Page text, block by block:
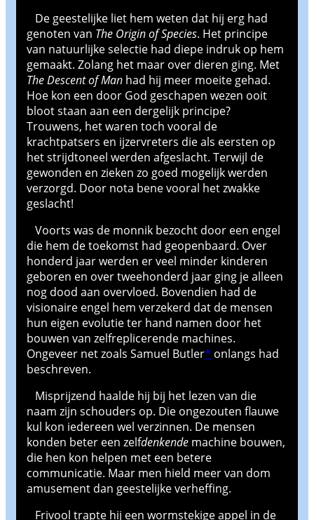
De geestelijke liet hem weten dat hij erg had
genoten van The Origin of Species. Het principe
van natuurlijke selectie had diepe indruk op hem
gemaakt. Zolang het maar over dieren ging. Met
The Descent of Man had hij meer moeite gehad.
Hoe kon een door God geschapen wezen ooit
bloot staan aan een dergelijk principe?
Trouwens, het waren toch vooral de
krachtpatsers en ijzervreters die als eersten op
het strijdtoneel werden afgeslacht. Terwijl de
gewonden en zieken zo goed mogelijk werden
verzorgd. Door nota bene vooral het zwakke
geslacht!
Voorts was de monnik bezocht door een engel
die hem de toekomst had geopenbaard. Over
honderd jaar werden er veel minder kinderen
geboren en over tweehonderd jaar ging je alleen
nog dood aan overvloed. Bovendien had de
visionaire engel hem verzekerd dat de mensen
hun eigen evolutie ter hand namen door het
bouwen van zelfreplicerende machines.
Ongeveer net zoals Samuel Butler* onlangs had
beschreven.
Misprijzend haalde hij bij het lezen van die
naam zijn schouders op. Die ongezouten flauwe
kul kon iedereen wel verzinnen. De mensen
konden beter een zelfdenkende machine bouwen,
die hen kon helpen met een betere
communicatie. Maar men hield meer van dom
amusement dan geestelijke verheffing.
Frivool trapte hij een wormstekige appel in de